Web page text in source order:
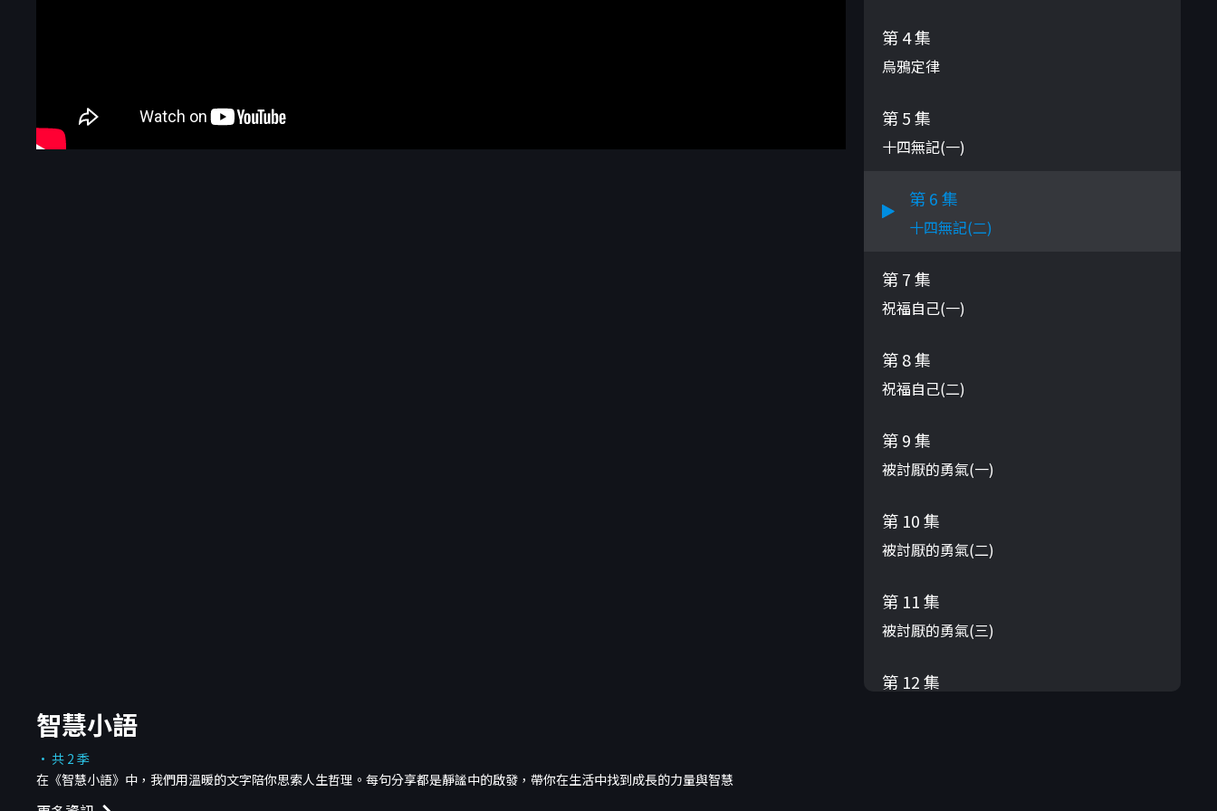
第 4 集
烏鴉定律
第 5 集
十四無記(一)
第 6 集
十四無記(二)
第 7 集
祝福自己(一)
第 8 集
祝福自己(二)
第 9 集
被討厭的勇氣(一)
第 10 集
被討厭的勇氣(二)
第 11 集
被討厭的勇氣(三)
第 12 集
智慧小語
· 共 2 季
在《智慧小語》中，我們用溫暖的文字陪你思索人生哲理。每句分享都是靜謐中的啟發，帶你在生活中找到成長的力量與智慧